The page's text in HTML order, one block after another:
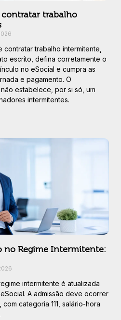
trabalho
trabalho intermitente,
escrito, defina corretamente o
no eSocial e cumpra as
e pagamento. O
estabelece, por si só, um
intermitentes.
no Regime Intermitente:
intermitente é atualizada
A admissão deve ocorrer
categoria 111, salário-hora